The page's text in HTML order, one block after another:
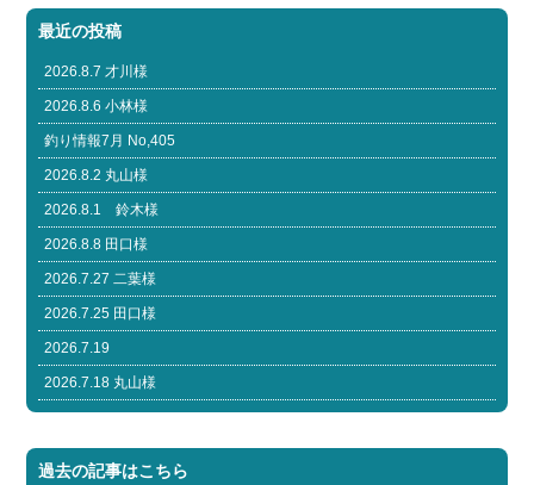
最近の投稿
2026.8.7 才川様
2026.8.6 小林様
釣り情報7月 No,405
2026.8.2 丸山様
2026.8.1 鈴木様
2026.8.8 田口様
2026.7.27 二葉様
2026.7.25 田口様
2026.7.19
2026.7.18 丸山様
過去の記事はこちら